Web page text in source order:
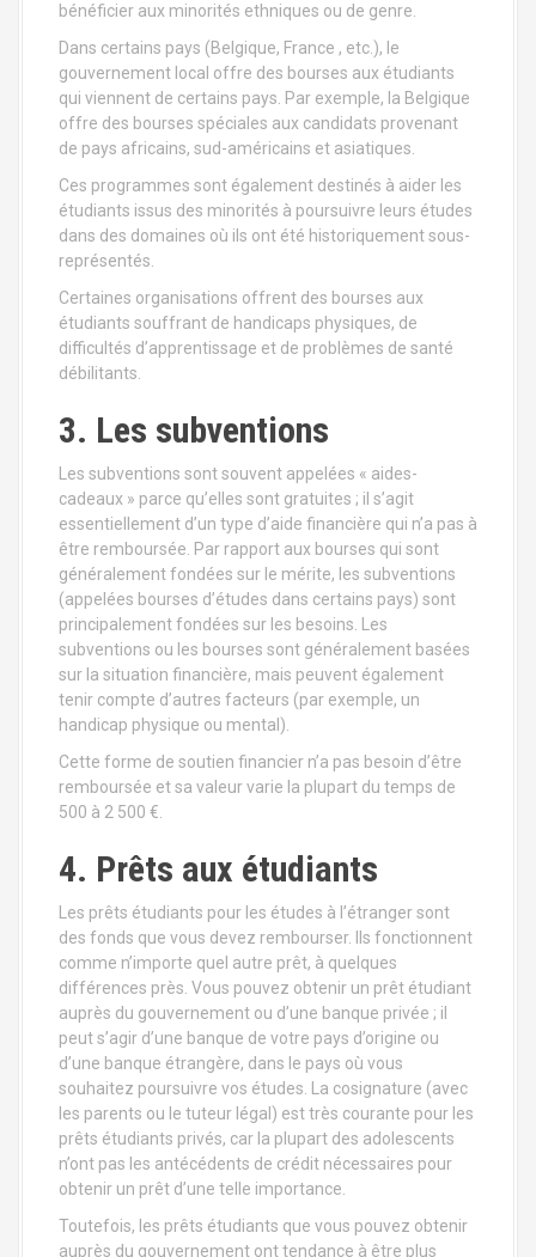
bénéficier aux minorités ethniques ou de genre.
Dans certains pays (Belgique, France , etc.), le
gouvernement local offre des bourses aux étudiants
qui viennent de certains pays. Par exemple, la Belgique
offre des bourses spéciales aux candidats provenant
de pays africains, sud-américains et asiatiques.
Ces programmes sont également destinés à aider les
étudiants issus des minorités à poursuivre leurs études
dans des domaines où ils ont été historiquement sous-
représentés.
Certaines organisations offrent des bourses aux
étudiants souffrant de handicaps physiques, de
difficultés d’apprentissage et de problèmes de santé
débilitants.
3. Les subventions
Les subventions sont souvent appelées « aides-
cadeaux » parce qu’elles sont gratuites ; il s’agit
essentiellement d’un type d’aide financière qui n’a pas à
être remboursée. Par rapport aux bourses qui sont
généralement fondées sur le mérite, les subventions
(appelées bourses d’études dans certains pays) sont
principalement fondées sur les besoins. Les
subventions ou les bourses sont généralement basées
sur la situation financière, mais peuvent également
tenir compte d’autres facteurs (par exemple, un
handicap physique ou mental).
Cette forme de soutien financier n’a pas besoin d’être
remboursée et sa valeur varie la plupart du temps de
500 à 2 500 €.
4. Prêts aux étudiants
Les prêts étudiants pour les études à l’étranger sont
des fonds que vous devez rembourser. Ils fonctionnent
comme n’importe quel autre prêt, à quelques
différences près. Vous pouvez obtenir un prêt étudiant
auprès du gouvernement ou d’une banque privée ; il
peut s’agir d’une banque de votre pays d’origine ou
d’une banque étrangère, dans le pays où vous
souhaitez poursuivre vos études. La cosignature (avec
les parents ou le tuteur légal) est très courante pour les
prêts étudiants privés, car la plupart des adolescents
n’ont pas les antécédents de crédit nécessaires pour
obtenir un prêt d’une telle importance.
Toutefois, les prêts étudiants que vous pouvez obtenir
auprès du gouvernement ont tendance à être plus